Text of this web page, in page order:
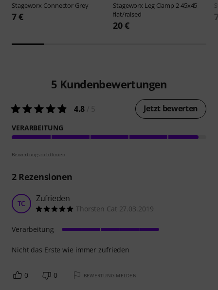
Stageworx Connector Grey
7 €
Stageworx Leg Clamp 2 45x45
flat/raised
20 €
5 Kundenbewertungen
4.8 Jetzt bewerten
VERARBEITUNG
Bewertungsrichtlinien
2Rezensionen
TC Zufrieden
Thorsten Cat 27.03.2019
Nicht das Erste wie immer zufrieden
Verarbeitung
0 0 BEWERTUNG MELDEN